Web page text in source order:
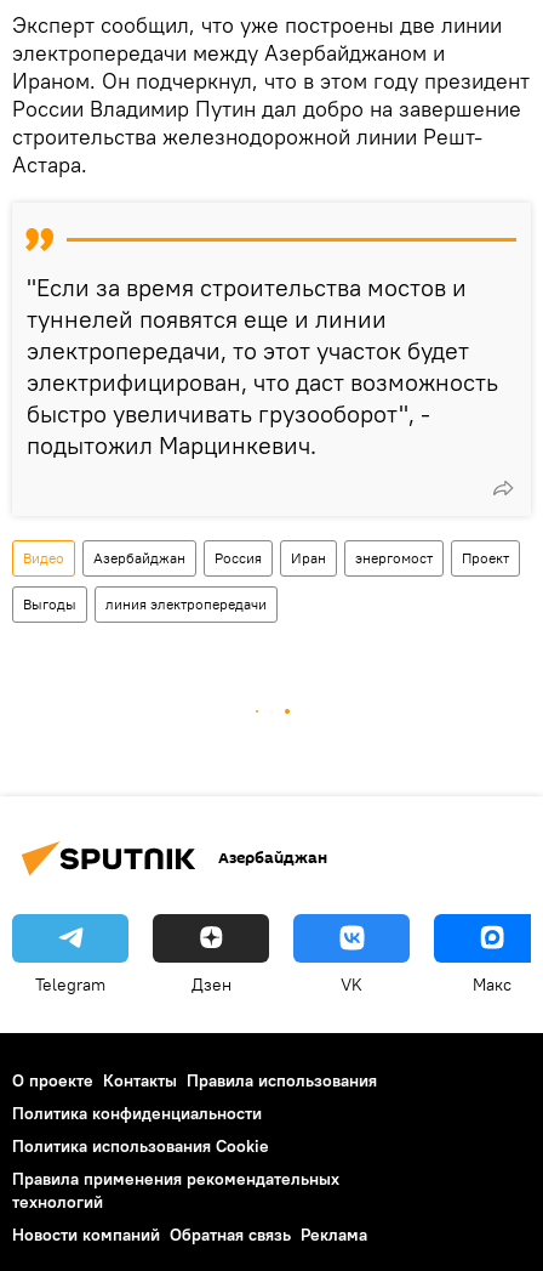
Эксперт сообщил, что уже построены две линии
электропередачи между Азербайджаном и
Ираном. Он подчеркнул, что в этом году президент
России Владимир Путин дал добро на завершение
строительства железнодорожной линии Решт-
Астара.
"Если за время строительства мостов и
туннелей появятся еще и линии
электропередачи, то этот участок будет
электрифицирован, что даст возможность
быстро увеличивать грузооборот", -
подытожил Марцинкевич.
Видео Азербайджан Россия Иран энергомост Проект
Выгоды линия электропередачи
Азербайджан
Telegram Дзен VK Макс
О проекте Контакты Правила использования
Политика конфиденциальности
Политика использования Cookie
Правила применения рекомендательных
технологий
Новости компаний Обратная связь Реклама